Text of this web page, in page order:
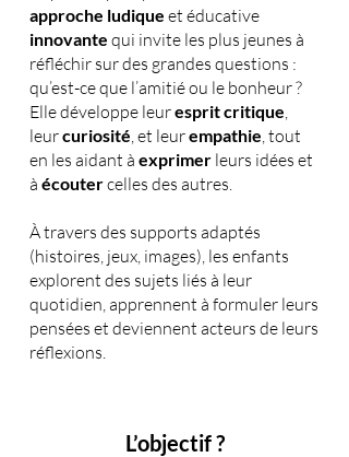
approche ludique et éducative
innovante qui invite les plus jeunes à
réfléchir sur des grandes questions :
qu’est-ce que l’amitié ou le bonheur ?
Elle développe leuresprit critique,
leurcuriosité, et leurempathie, tout
en les aidant à exprimer leurs idées et
à écoutercelles des autres.
À travers des supports adaptés
(histoires, jeux, images), les enfants
explorent des sujets liés à leur
quotidien, apprennent à formuler leurs
pensées et deviennent acteurs de leurs
réflexions.
L’objectif ?